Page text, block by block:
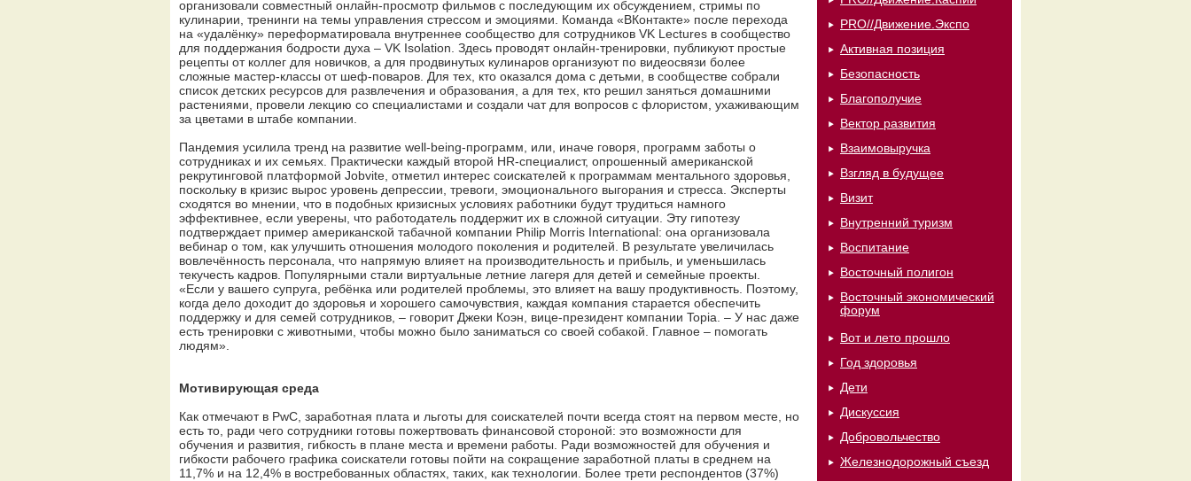
организовали совместный онлайн-просмотр фильмов с последующим их обсуждением, стримы по
кулинарии, тренинги на темы управления стрессом и эмоциями. Команда «ВКонтакте» после перехода
на «удалёнку» переформатировала внутреннее сообщество для сотрудников VK Lectures в сообщество
для поддержания бодрости духа – VK Isolation. Здесь проводят онлайн-тренировки, публикуют простые
рецепты от коллег для новичков, а для продвинутых кулинаров организуют по видеосвязи более
сложные мастер-классы от шеф-поваров. Для тех, кто оказался дома с детьми, в сообществе собрали
список детских ресурсов для развлечения и образования, а для тех, кто решил заняться домашними
растениями, провели лекцию со специалистами и создали чат для вопросов с флористом, ухаживающим
за цветами в штабе компании.
Пандемия усилила тренд на развитие well-being-программ, или, иначе говоря, программ заботы о
сотрудниках и их семьях. Практически каждый второй HR-специалист, опрошенный американской
рекрутинговой платформой Jobvite, отметил интерес соискателей к программам ментального здоровья,
поскольку в кризис вырос уровень депрессии, тревоги, эмоционального выгорания и стресса. Эксперты
сходятся во мнении, что в подобных кризисных условиях работники будут трудиться намного
эффективнее, если уверены, что работодатель поддержит их в сложной ситуации. Эту гипотезу
подтверждает пример американской табачной компании Philip Morris International: она организовала
вебинар о том, как улучшить отношения молодого поколения и родителей. В результате увеличилась
вовлечённость персонала, что напрямую влияет на производительность и прибыль, и уменьшилась
текучесть кадров. Популярными стали виртуальные летние лагеря для детей и семейные проекты.
«Если у вашего супруга, ребёнка или родителей проблемы, это влияет на вашу продуктивность. Поэтому,
когда дело доходит до здоровья и хорошего самочувствия, каждая компания старается обеспечить
поддержку и для семей сотрудников, – говорит Джеки Коэн, вице-президент компании Topia. – У нас даже
есть тренировки с животными, чтобы можно было заниматься со своей собакой. Главное – помогать
людям».
Мотивирующая среда
Как отмечают в PwC, заработная плата и льготы для соискателей почти всегда стоят на первом месте, но
есть то, ради чего сотрудники готовы пожертвовать финансовой стороной: это возможности для
обучения и развития, гибкость в плане места и времени работы. Ради возможностей для обучения и
гибкости рабочего графика соискатели готовы пойти на сокращение заработной платы в среднем на
11,7% и на 12,4% в востребованных областях, таких, как технологии. Более трети респондентов (37%)
PRO//Движение.Экспо
Активная позиция
Безопасность
Благополучие
Вектор развития
Взаимовыручка
Взгляд в будущее
Визит
Внутренний туризм
Воспитание
Восточный полигон
Восточный экономический
форум
Вот и лето прошло
Год здоровья
Дети
Дискуссия
Добровольчество
Железнодорожный съезд